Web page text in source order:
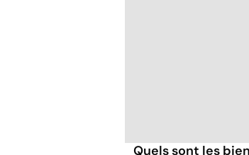
Quels sont les